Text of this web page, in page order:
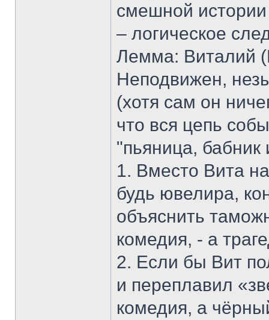
смешной
– логическое
Лемма: Виталий
Неподвижен,
(хотя сам он
что вся цепь
"пьяница, бабник
1. Вместо Вита
будь ювелира,
объяснить
комедия, - а
2. Если бы Вит
и переплавил
комедия, а